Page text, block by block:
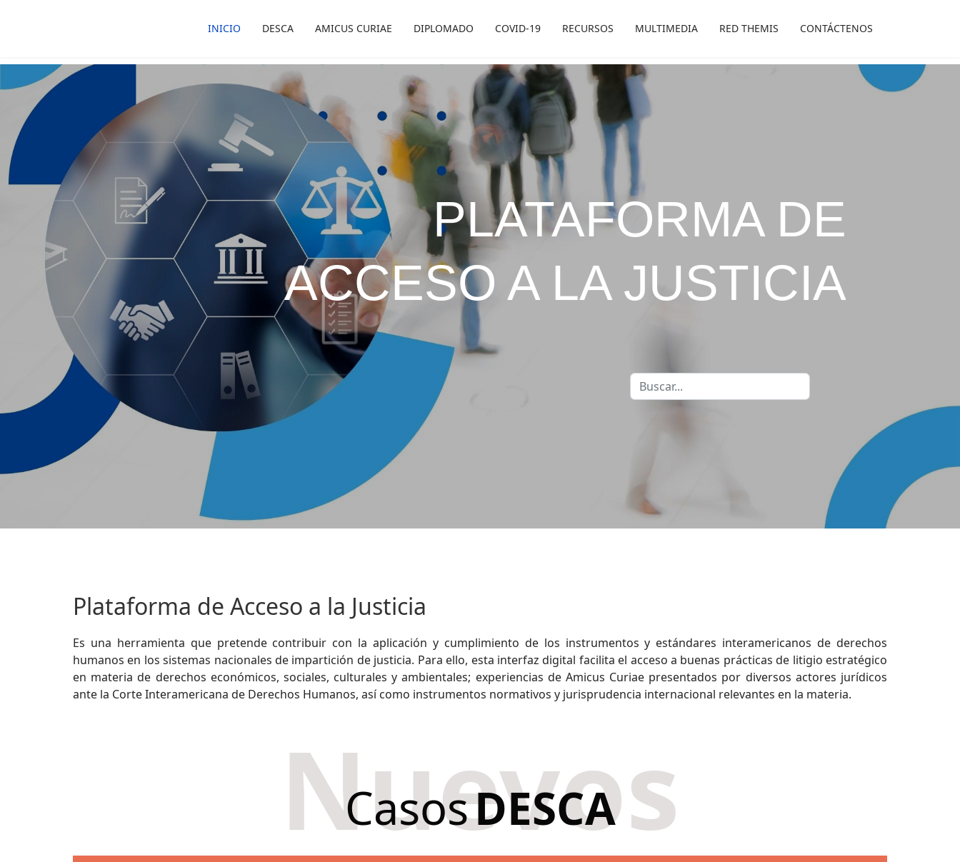
INICIO DESCA AMICUS CURIAE DIPLOMADO COVID-19 RECURSOS MULTIMEDIA RED THEMIS CONTÁCTENOS
PLATAFORMA DE
ACCESO A LA JUSTICIA
Buscar
Plataforma de Acceso a la Justicia
Es una herramienta que pretende contribuir con la aplicación y cumplimiento de los instrumentos y estándares interamericanos de derechos
humanos en los sistemas nacionales de impartición de justicia. Para ello, esta interfaz digital facilita el acceso a buenas prácticas de litigio estratégico
en materia de derechos económicos, sociales, culturales y ambientales; experiencias de Amicus Curiae presentados por diversos actores jurídicos
ante la Corte Interamericana de Derechos Humanos, así como instrumentos normativos y jurisprudencia internacional relevantes en la materia.
Nuevos
CasosDESCA